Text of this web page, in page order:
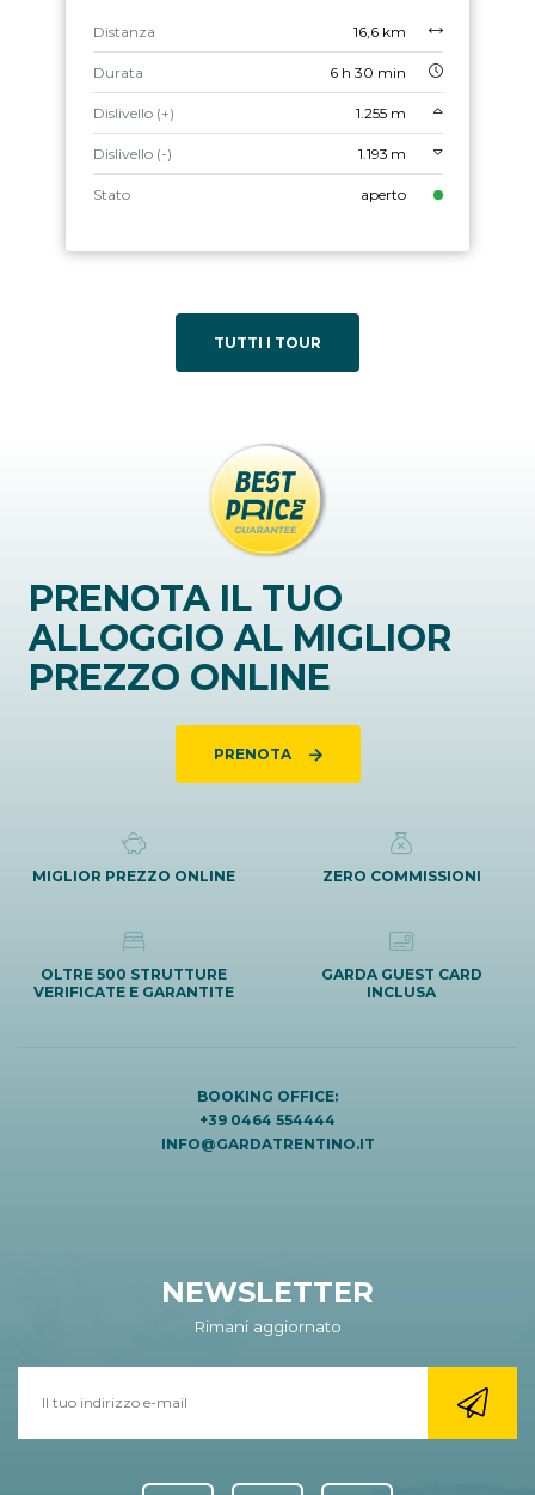
Distanza 16,6 km
Durata 6 h 30 min
Dislivello (+) 1.255 m
Dislivello (-) 1.193 m
Stato aperto
TUTTI I TOUR
PRENOTA IL TUO
ALLOGGIO AL MIGLIOR
PREZZO ONLINE
PRENOTA
MIGLIOR PREZZO ONLINE ZERO COMMISSIONI
OLTRE 500 STRUTTURE
VERIFICATE E GARANTITE
GARDA GUEST CARD
INCLUSA
BOOKING OFFICE:
+39 0464 554444
INFO@GARDATRENTINO.IT
NEWSLETTER
Rimani aggiornato